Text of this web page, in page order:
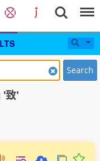
Search
'致'